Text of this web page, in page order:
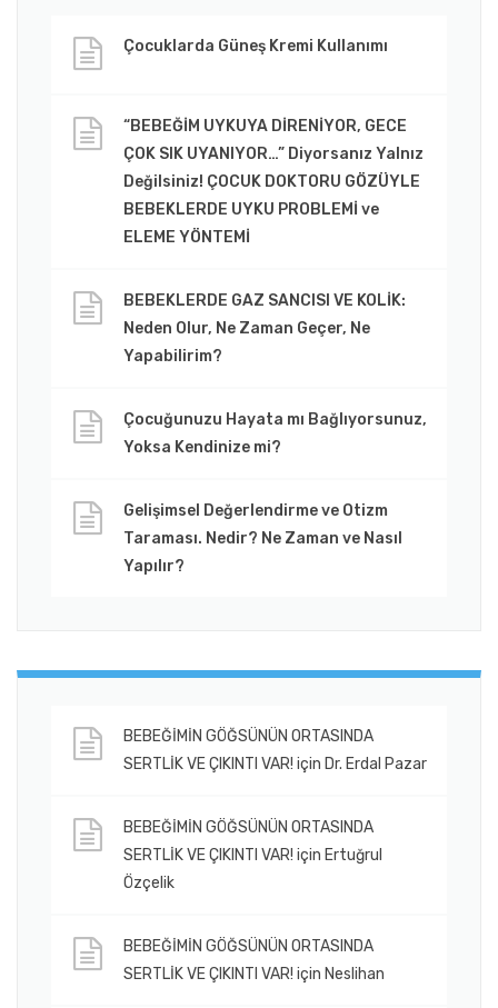
Çocuklarda Güneş Kremi Kullanımı
“BEBEĞİM UYKUYA DİRENİYOR, GECE
ÇOK SIK UYANIYOR…” Diyorsanız Yalnız
Değilsiniz! ÇOCUK DOKTORU GÖZÜYLE
BEBEKLERDE UYKU PROBLEMİ ve
ELEME YÖNTEMİ
BEBEKLERDE GAZ SANCISI VE KOLİK:
Neden Olur, Ne Zaman Geçer, Ne
Yapabilirim?
Çocuğunuzu Hayata mı Bağlıyorsunuz,
Yoksa Kendinize mi?
Gelişimsel Değerlendirme ve Otizm
Taraması. Nedir? Ne Zaman ve Nasıl
Yapılır?
BEBEĞİMİN GÖĞSÜNÜN ORTASINDA
SERTLİK VE ÇIKINTI VAR! için Dr. Erdal Pazar
BEBEĞİMİN GÖĞSÜNÜN ORTASINDA
SERTLİK VE ÇIKINTI VAR! için Ertuğrul
Özçelik
BEBEĞİMİN GÖĞSÜNÜN ORTASINDA
SERTLİK VE ÇIKINTI VAR! için Neslihan